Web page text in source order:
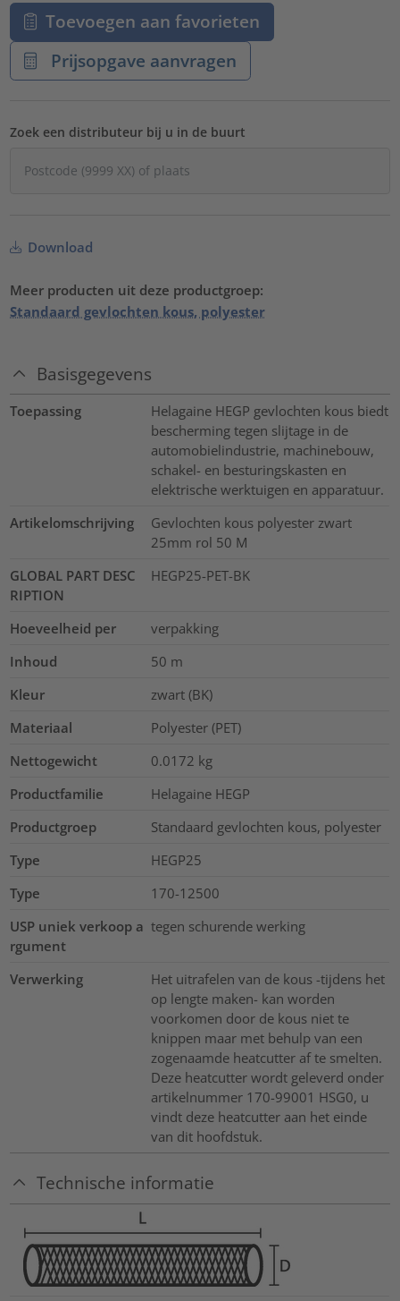
Toevoegen aan favorieten
Prijsopgave aanvragen
Zoek een distributeur bij u in de buurt
Download
Meer producten uit deze productgroep:
Standaard gevlochten kous, polyester
Basisgegevens
Toepassing
Helagaine HEGP gevlochten kous biedt
bescherming tegen slijtage in de
automobielindustrie, machinebouw,
schakel- en besturingskasten en
elektrische werktuigen en apparatuur.
Artikelomschrijving
Gevlochten kous polyester zwart
25mm rol 50 M
GLOBAL PART DESC
RIPTION
HEGP25-PET-BK
Hoeveelheid per
verpakking
Inhoud
50 m
Kleur
zwart (BK)
Materiaal
Polyester (PET)
Nettogewicht
0.0172 kg
Productfamilie
Helagaine HEGP
Productgroep
Standaard gevlochten kous, polyester
Type
HEGP25
Type
170-12500
USP uniek verkoop a
rgument
tegen schurende werking
Verwerking
Het uitrafelen van de kous -tijdens het
op lengte maken- kan worden
voorkomen door de kous niet te
knippen maar met behulp van een
zogenaamde heatcutter af te smelten.
Deze heatcutter wordt geleverd onder
artikelnummer 170-99001 HSG0, u
vindt deze heatcutter aan het einde
van dit hoofdstuk.
Technische informatie